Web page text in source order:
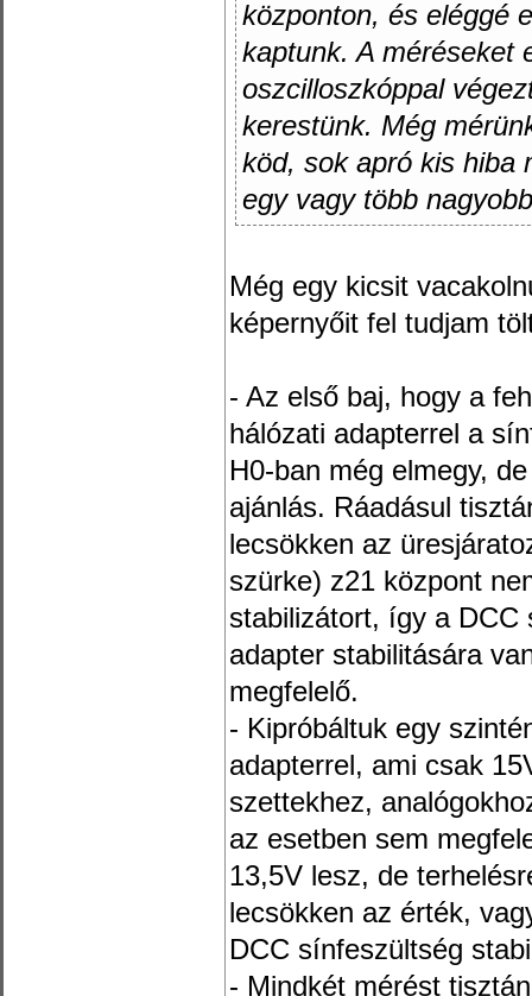
központon, és eléggé
kaptunk. A méréseket
oszcilloszkóppal
kerestünk. Még
köd, sok apró kis hiba
egy vagy több
Még egy kicsit
képernyőit fel tudjam
- Az első baj, hogy a
hálózati adapterrel a
H0-ban még elmegy,
ajánlás. Ráadásul
lecsökken az
szürke) z21 központ
stabilizátort, így a DCC
adapter stabilitására
megfelelő.
- Kipróbáltuk egy
adapterrel, ami csak
szettekhez,
az esetben sem
13,5V lesz, de
lecsökken az érték,
DCC sínfeszültség
- Mindkét mérést